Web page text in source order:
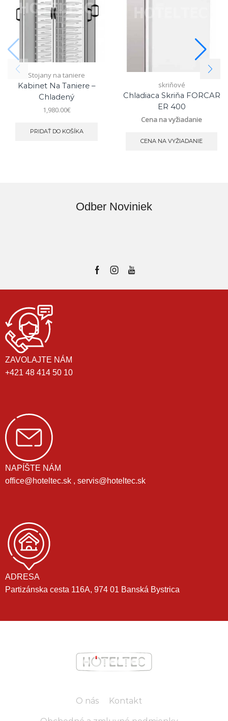
Stojany na taniere
Kabinet Na Taniere –
Chladený
1,980.00€
PRIDAŤ DO KOŠÍKA
skriňové
Chladiaca Skriňa FORCAR
ER 400
Cena na vyžiadanie
CENA NA VYŽIADANIE
Odber Noviniek
ZAVOLAJTE NÁM
+421 48 414 50 10
NAPÍŠTE NÁM
office@hoteltec.sk , servis@hoteltec.sk
ADRESA
Partizánska cesta 116A, 974 01 Banská Bystrica
O nás Kontakt